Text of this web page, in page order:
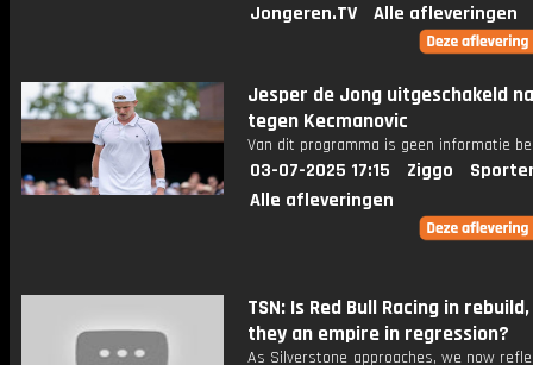
Jongeren.TV
Alle afleveringen
Jesper de Jong uitgeschakeld
tegen Kecmanovic
Van dit programma is geen informatie
03-07-2025 17:15 Ziggo
Alle afleveringen
TSN: Is Red Bull Racing in
they an empire in regression?
As Silverstone approaches, we now